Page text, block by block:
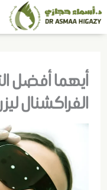
تخطي
إلى
أيهما أفضل
الفراكشنال